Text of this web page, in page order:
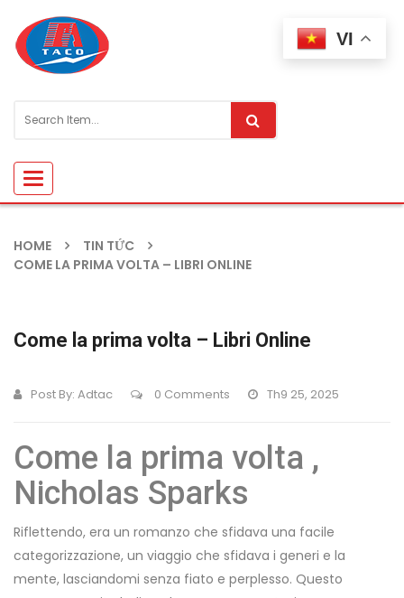
Toggle
navigation
HOME
TIN TỨC
COME LA PRIMA VOLTA – LIBRI ONLINE
Come la prima volta – Libri Online
Post By: Adtac 0 Comments Th9 25, 2025
Come la prima volta ,
Nicholas Sparks
Riflettendo, era un romanzo che sfidava una facile
categorizzazione, un viaggio che sfidava i generi e la
mente, lasciandomi senza fiato e perplesso. Questo
VI